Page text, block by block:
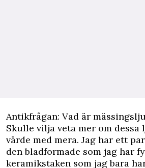
Antikfrågan: Vad är
Skulle vilja veta mer om dessa
värde med mera. Jag har ett
den bladformade som jag har
keramikstaken som jag bara